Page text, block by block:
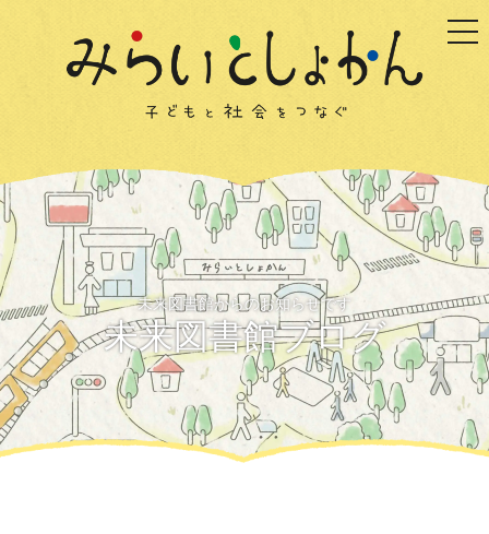
未来図書館からのお知らせです
未来図書館ブログ